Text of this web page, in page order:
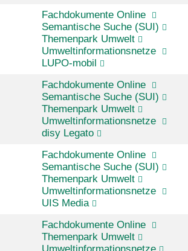
Fachdokumente Online
Semantische Suche (SUI)
Themenpark Umwelt
Umweltinformationsnetze
LUPO-mobil
Fachdokumente Online
Semantische Suche (SUI)
Themenpark Umwelt
Umweltinformationsnetze
disy Legato
Fachdokumente Online
Semantische Suche (SUI)
Themenpark Umwelt
Umweltinformationsnetze
UIS Media
Fachdokumente Online
Themenpark Umwelt